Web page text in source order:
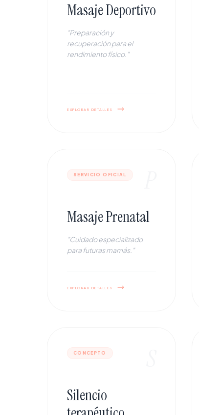
Masaje Deportivo
"Preparación y
recuperación para el
rendimiento físico."
explorar detalles
SERVICIO OFICIAL
Masaje Prenatal
"Cuidado especializado
para futuras mamás."
explorar detalles
CONCEPTO
Silencio